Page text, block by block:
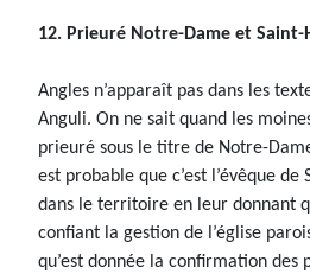
12. Prieuré Notre-Dame et
Angles n’apparaît pas dans les
Anguli. On ne sait quand les
prieuré sous le titre de Notre-
est probable que c’est l’évêque de
dans le territoire en leur donnant
confiant la gestion de l’église
qu’est donnée la confirmation des